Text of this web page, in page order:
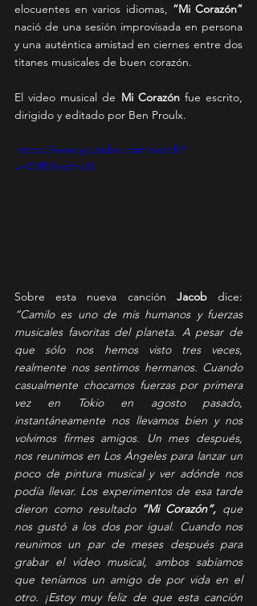
elocuentes en varios idiomas, “Mi Corazón”
nació de una sesión improvisada en persona
y una auténtica amistad en ciernes entre dos
titanes musicales de buen corazón.
El video musical de Mi Corazón fue escrito,
dirigido y editado por Ben Proulx.
https://www.youtube.com/watch?
v=0I9BNvcVhkU
Sobre esta nueva canción Jacob dice:
“Camilo es uno de mis humanos y fuerzas
musicales favoritas del planeta. A pesar de
que sólo nos hemos visto tres veces,
realmente nos sentimos hermanos. Cuando
casualmente chocamos fuerzas por primera
vez en Tokio en agosto pasado,
instantáneamente nos llevamos bien y nos
volvimos firmes amigos. Un mes después,
nos reunimos en Los Ángeles para lanzar un
poco de pintura musical y ver adónde nos
podía llevar. Los experimentos de esa tarde
dieron como resultado “Mi Corazón”, que
nos gustó a los dos por igual. Cuando nos
reunimos un par de meses después para
grabar el vídeo musical, ambos sabíamos
que teníamos un amigo de por vida en el
otro. ¡Estoy muy feliz de que esta canción